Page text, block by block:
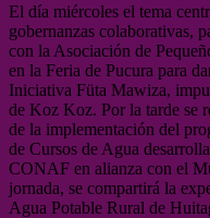
El día miércoles el tema
gobernanzas colaborativas,
con la Asociación de
en la Feria de Pucura para
Iniciativa Füta Mawiza,
de Koz Koz. Por la tarde se
de la implementación del
de Cursos de Agua
CONAF en alianza con el
jornada, se compartirá la
Agua Potable Rural de